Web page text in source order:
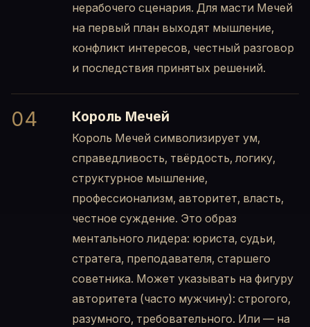
нерабочего сценария. Для масти Мечей
на первый план выходят мышление,
конфликт интересов, честный разговор
и последствия принятых решений.
04 Король Мечей
Король Мечей символизирует ум,
справедливость, твёрдость, логику,
структурное мышление,
профессионализм, авторитет, власть,
честное суждение. Это образ
ментального лидера: юриста, судьи,
стратега, преподавателя, старшего
советника. Может указывать на фигуру
авторитета (часто мужчину): строгого,
разумного, требовательного. Или — на